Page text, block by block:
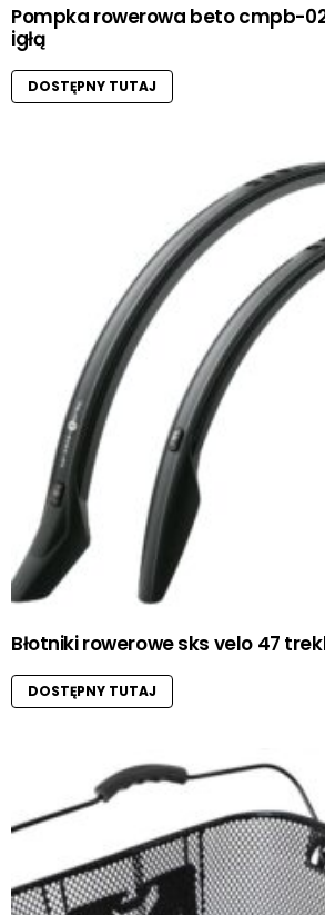
Pompka rowerowa beto cmpb-
igłą
DOSTĘPNY TUTAJ
Błotniki rowerowe sks velo 47
DOSTĘPNY TUTAJ